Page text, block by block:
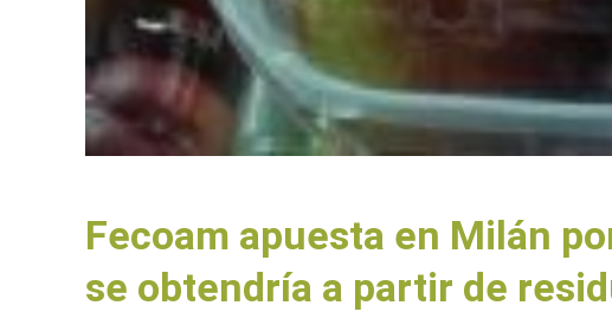
Fecoam apuesta en Milán
se obtendría a partir de